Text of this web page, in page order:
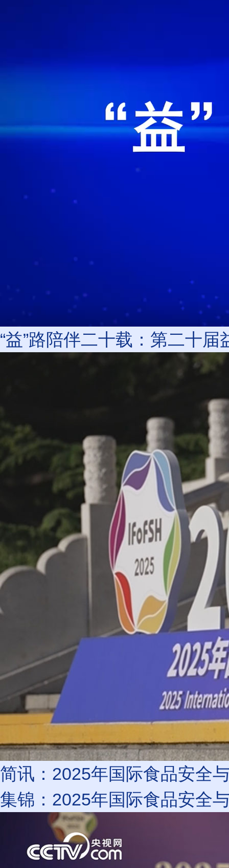
“益”路陪伴二十载：第二十
简讯：2025年国际食品安全
集锦：2025年国际食品安全